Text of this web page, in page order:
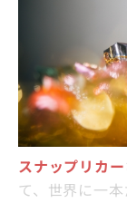
スナップリカー
て、世界に一